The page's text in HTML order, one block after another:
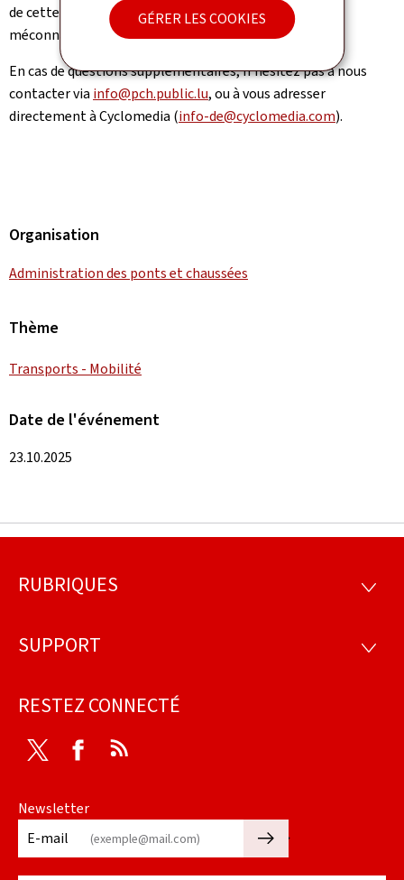
GÉRER LES COOKIES
de cette campagne, seront floutés et donc rendus
méconnaissables.
En cas de questions supplémentaires, n'hésitez pas à nous
contacter via info@pch.public.lu, ou à vous adresser
directement à Cyclomedia (info-de@cyclomedia.com).
Organisation
Administration des ponts et chaussées
Thème
Transports - Mobilité
Date de l'événement
23.10.2025
Pied
page
RUBRIQUES
SUPPORT
RESTEZ CONNECTÉ
Twitter Facebook
Newsletter
E-mail
🡒